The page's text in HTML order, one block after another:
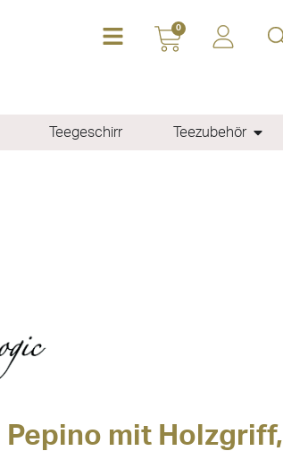
0
Teegeschirr Teezubehör
Pepino mit Holzgriff,